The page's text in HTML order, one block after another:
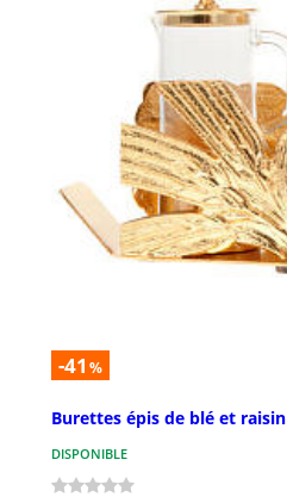
-41 %
Burettes épis de blé et raisin
DISPONIBLE